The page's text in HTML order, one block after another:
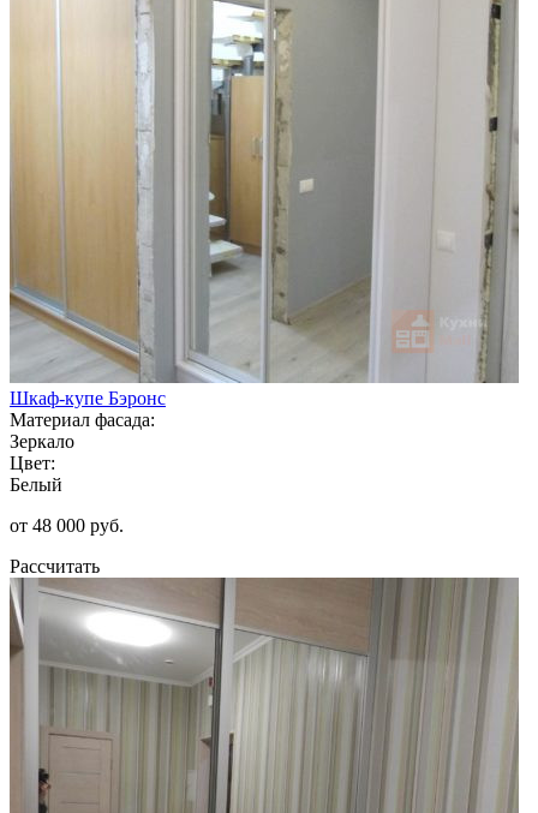
Шкаф-купе Бэронс
Материал фасада:
Зеркало
Цвет:
Белый
от 48 000 руб.
Рассчитать